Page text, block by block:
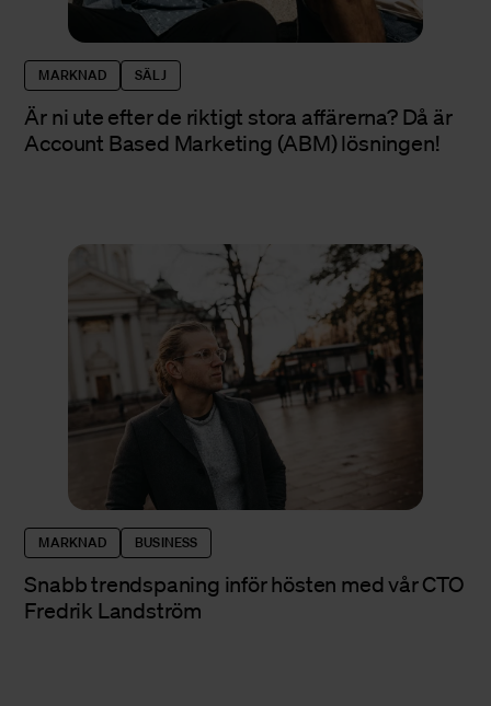
MARKNAD SÄLJ
Är ni ute efter de riktigt stora affärerna? Då är
Account Based Marketing (ABM) lösningen!
MARKNAD BUSINESS
Snabb trendspaning inför hösten med vår CTO
Fredrik Landström